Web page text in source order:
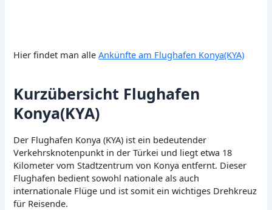
Hier findet man alleAnkünfte am Flughafen Konya(KYA)
Kurzübersicht Flughafen
Konya(KYA)
Der Flughafen Konya (KYA) ist ein bedeutender
Verkehrsknotenpunkt in der Türkei und liegt etwa 18
Kilometer vom Stadtzentrum von Konya entfernt. Dieser
Flughafen bedient sowohl nationale als auch
internationale Flüge und ist somit ein wichtiges Drehkreuz
für Reisende.